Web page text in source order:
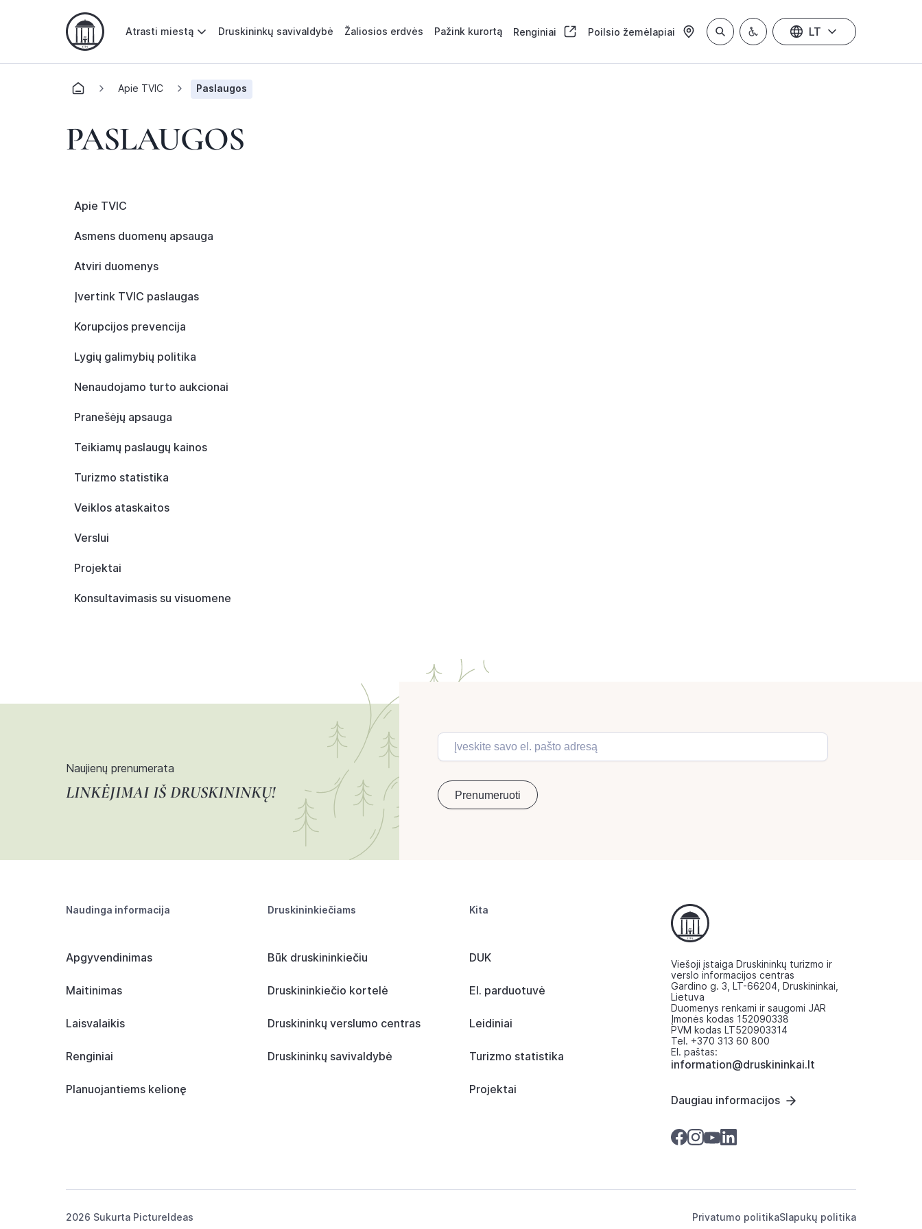
Atrasti miestą Druskininkų savivaldybė Žaliosios erdvės Pažink kurortą Renginiai Poilsio žemėlapiai LT
Apie TVIC Paslaugos
PASLAUGOS
Apie TVIC
Asmens duomenų apsauga
Atviri duomenys
Įvertink TVIC paslaugas
Korupcijos prevencija
Lygių galimybių politika
Nenaudojamo turto aukcionai
Pranešėjų apsauga
Teikiamų paslaugų kainos
Turizmo statistika
Veiklos ataskaitos
Verslui
Projektai
Konsultavimasis su visuomene
Naujienų prenumerata
LINKĖJIMAI IŠ DRUSKININKŲ!
Naudinga informacija
Apgyvendinimas
Maitinimas
Laisvalaikis
Renginiai
Planuojantiems kelionę
Druskininkiečiams
Būk druskininkiečiu
Druskininkiečio kortelė
Druskininkų verslumo centras
Druskininkų savivaldybė
Kita
DUK
El. parduotuvė
Leidiniai
Turizmo statistika
Projektai
Viešoji įstaiga Druskininkų turizmo ir
verslo informacijos centras
Gardino g. 3, LT-66204, Druskininkai,
Lietuva
Duomenys renkami ir saugomi JAR
Įmonės kodas 152090338
PVM kodas LT520903314
Tel. +370 313 60 800
El. paštas:
information@druskininkai.lt
Daugiau informacijos
2026 Sukurta PictureIdeas Privatumo politikaSlapukų politika